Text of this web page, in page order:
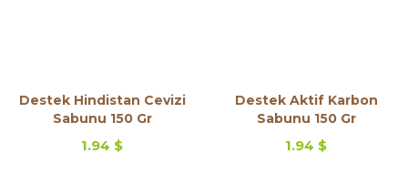
Destek Hindistan Cevizi
Sabunu 150 Gr
1.94 $
Destek Aktif Karbon
Sabunu 150 Gr
1.94 $